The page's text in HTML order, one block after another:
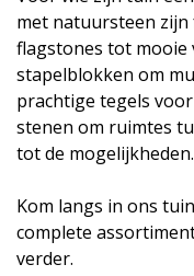
met natuursteen zijn
flagstones tot mooie
stapelblokken om
prachtige tegels
stenen om ruimtes
tot de mogelijkheden.
Kom langs in ons
complete
verder.